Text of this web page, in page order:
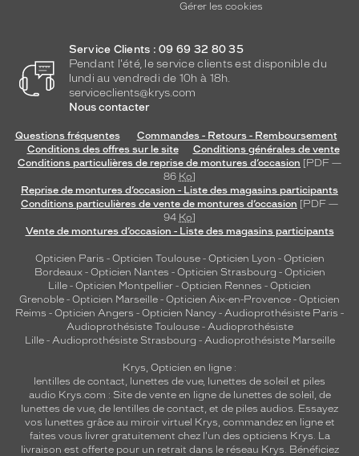
Gérer les cookies
Service Clients : 09 69 32 80 35
Pendant l'été, le service clients est disponible du
lundi au vendredi de 10h à 18h.
serviceclients@krys.com
Nous contacter
Questions fréquentes
Commandes - Retours - Remboursement
Conditions des offres sur le site
Conditions générales de vente
Conditions particulières de reprise de montures d’occasion [PDF —
86 Ko]
Reprise de montures d’occasion - Liste des magasins participants
Conditions particulières de vente de montures d’occasion [PDF —
94 Ko]
Vente de montures d’occasion - Liste des magasins participants
Opticien Paris - Opticien Toulouse- Opticien Lyon - Opticien
Bordeaux- Opticien Nantes - Opticien Strasbourg - Opticien
Lille - Opticien Montpellier - Opticien Rennes - Opticien
Grenoble - Opticien Marseille - Opticien Aix-en-Provence - Opticien
Reims - Opticien Angers - Opticien Nancy - Audioprothésiste Paris -
Audioprothésiste Toulouse- Audioprothésiste
Lille- Audioprothésiste Strasbourg - Audioprothésiste Marseille
Krys, Opticien en ligne :
lentilles de contact, lunettes de vue, lunettes de soleil et piles
audio Krys.com : Site de vente en ligne de lunettes de soleil, de
lunettes de vue, de lentilles de contact, et de piles audios. Essayez
vos lunettes grâce au miroir virtuel Krys, commandez en ligne et
faites vous livrer gratuitement chez l'un des opticiens Krys. La
livraison est offerte pour un retrait dans le réseau Krys. Bénéficiez